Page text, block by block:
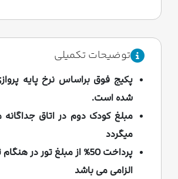
توضیحات تکمیلی
پکیج فوق براساس نرخ پایه
شده است.
مبلغ کودک دوم در اتاق
میگردد
پرداخت 50% از مبلغ تور در
الزامی می باشد